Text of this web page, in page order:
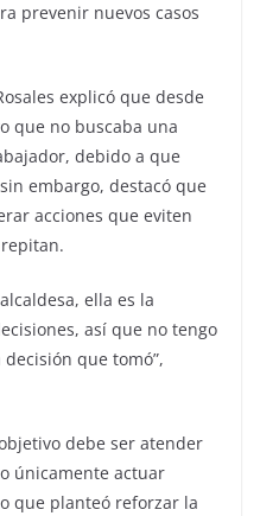
prevenir nuevos casos
explicó que desde
que no buscaba una
debido a que
embargo, destacó que
acciones que eviten
ella es la
así que no tengo
que tomó”,
debe ser atender
únicamente actuar
que planteó reforzar la